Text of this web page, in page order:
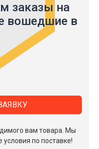
заказы на
вошедшие в
вам товара. Мы
по поставке!